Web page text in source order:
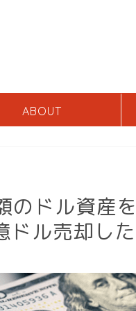
ABOUT
のドル資産
ル売却した